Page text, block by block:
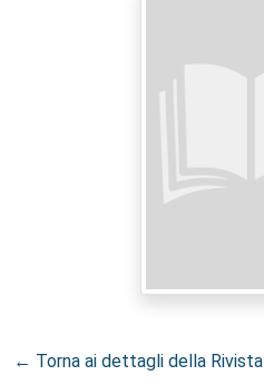
← Torna ai dettagli della Rivista